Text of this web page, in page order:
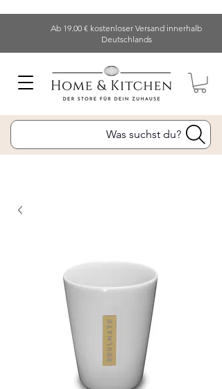
Ab 19.00 € kostenloser Versand innerhalb
Deutschlands
Was suchst du?